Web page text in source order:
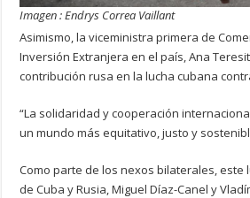
Imagen : Endrys Correa Vaillant
Asimismo, la viceministra primera de
Inversión Extranjera en el país, Ana
contribución rusa en la lucha cubana
“La solidaridad y cooperación
un mundo más equitativo, justo y
Como parte de los nexos bilaterales, este
de Cuba y Rusia, Miguel Díaz-Canel y